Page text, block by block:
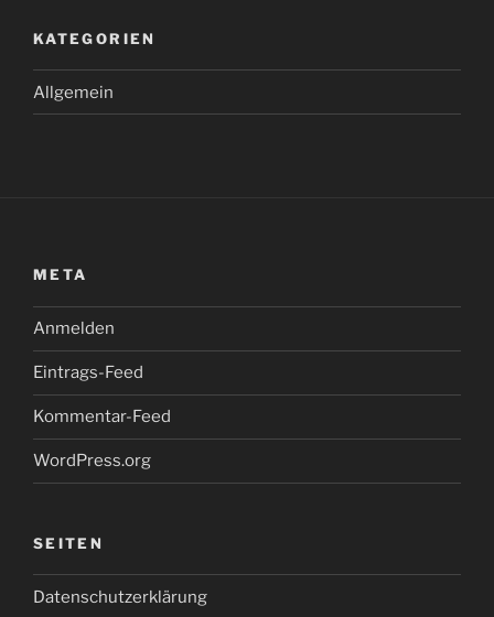
KATEGORIEN
Allgemein
META
Anmelden
Eintrags-Feed
Kommentar-Feed
WordPress.org
SEITEN
Datenschutzerklärung